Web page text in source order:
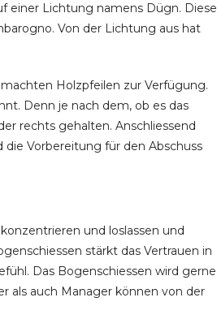
einer Lichtung namens Dügn. Diese
Von der Lichtung aus hat
Holzpfeilen zur Verfügung.
Denn je nach dem, ob es das
rechts gehalten. Anschliessend
Vorbereitung für den Abschuss
und loslassen und
stärkt das Vertrauen in
Das Bogenschiessen wird gerne
als auch Manager können von der